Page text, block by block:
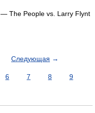
— The People vs. Larry Flynt
Следующая →
6 7 8
9